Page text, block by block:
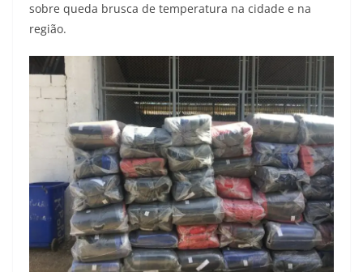
sobre queda brusca de temperatura na cidade e na
região.